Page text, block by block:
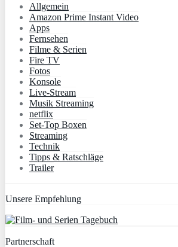
Allgemein
Amazon Prime Instant Video
Apps
Fernsehen
Filme & Serien
Fire TV
Fotos
Konsole
Live-Stream
Musik Streaming
netflix
Set-Top Boxen
Streaming
Technik
Tipps & Ratschläge
Trailer
Unsere Empfehlung
Partnerschaft